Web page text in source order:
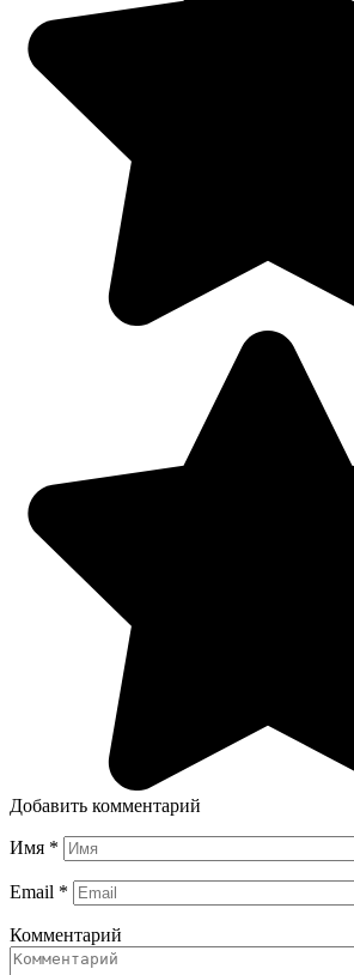
Добавить комментарий
Имя *
Email *
Комментарий